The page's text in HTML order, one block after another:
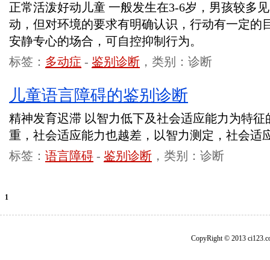
正常活泼好动儿童 一般发生在3-6岁，男孩较多
动，但对环境的要求有明确认识，行动有一定的
安静专心的场合，可自控抑制行为。
标签： 多动症 - 鉴别诊断 ，类别：诊断
儿童语言障碍的鉴别诊断
精神发育迟滞 以智力低下及社会适应能力为特
重，社会适应能力也越差，以智力测定，社会适
标签： 语言障碍 - 鉴别诊断 ，类别：诊断
1
CopyRight © 2013